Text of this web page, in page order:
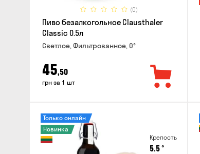
(0)
Пиво безалкогольное Clausthaler
Classic 0.5л
Светлое, Фильтрованное, 0°
45,50
грн за 1 шт
Крепость
5.5°
Только онлайн
Новинка